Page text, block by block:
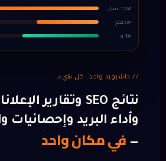
1,240 عميل
534 فتح
386 رد
// داشبورد واحد. كل شيء.
نتائج SEO وتقارير الإعلانات
وأداء البريد وإحصائيات
— في مكان واحد